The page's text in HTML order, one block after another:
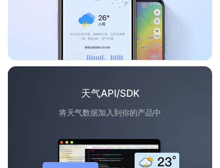
天气API/SDK
将天气数据加入到你的产品中